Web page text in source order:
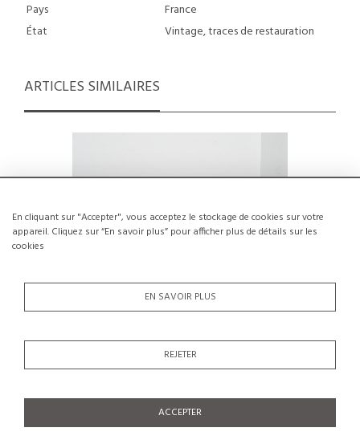
En cliquant sur "Accepter", vous acceptez le stockage de cookies sur votre
appareil. Cliquez sur “En savoir plus” pour afficher plus de détails sur les
cookies
EN SAVOIR PLUS
REJETER
ACCEPTER
Pays
France
État
Vintage, traces de restauration
ARTICLES SIMILAIRES
Suite de quatre chaises en pin massif
€450